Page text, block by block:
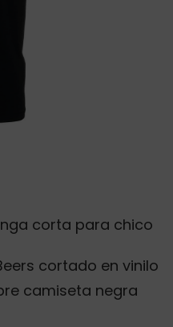
corta para chico
cortado en vinilo
camiseta negra